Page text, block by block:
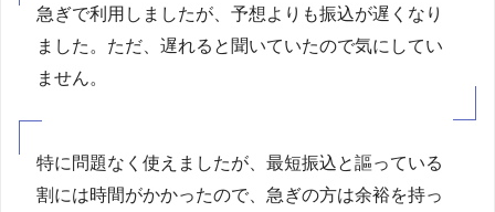
急ぎで利用しましたが、予想よりも振込が遅くなり
ました。ただ、遅れると聞いていたので気にしてい
ません。
特に問題なく使えましたが、最短振込と謳っている
割には時間がかかったので、急ぎの方は余裕を持っ